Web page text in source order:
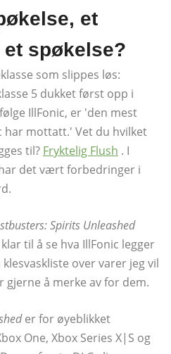
et
spøkelse?
som slippes løs:
5 dukket først opp i
IllFonic, er 'den mest
har mottatt.' Vet du hvilket
til? Fryktelig Flush . I
det vært forbedringer i
Spirits Unleashed
til å se hva IllFonic legger
over varer jeg vil
gjerne å merke av for dem.
er for øyeblikket
One, Xbox Series X|S og